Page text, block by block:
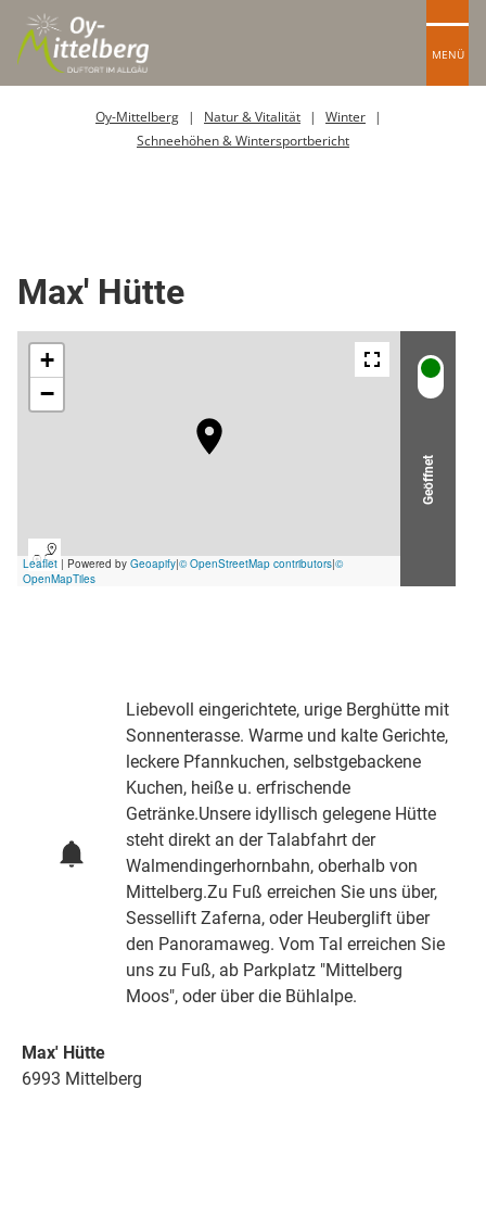
MENÜ
Oy-Mittelberg Natur & Vitalität
Winter
Schneehöhen & Wintersportbericht
Max' Hütte
Geöffnet
Liebevoll eingerichtete, urige Berghütte mit
Sonnenterasse. Warme und kalte Gerichte,
leckere Pfannkuchen, selbstgebackene
Kuchen, heiße u. erfrischende
Getränke.Unsere idyllisch gelegene Hütte
steht direkt an der Talabfahrt der
Walmendingerhornbahn, oberhalb von
Mittelberg.Zu Fuß erreichen Sie uns über,
Sessellift Zaferna, oder Heuberglift über
den Panoramaweg. Vom Tal erreichen Sie
uns zu Fuß, ab Parkplatz "Mittelberg
Moos", oder über die Bühlalpe.
Max' Hütte
6993 Mittelberg